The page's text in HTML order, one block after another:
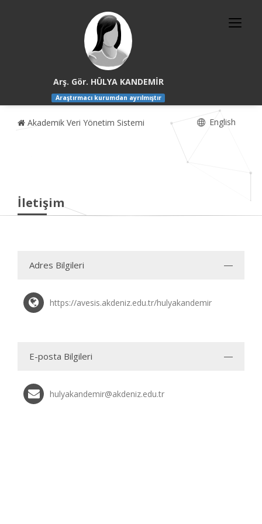
Arş. Gör. HÜLYA KANDEMİR
Araştırmacı kurumdan ayrılmıştır
Akademik Veri Yönetim Sistemi English
İletişim
Adres Bilgileri
https://avesis.akdeniz.edu.tr/hulyakandemir
E-posta Bilgileri
hulyakandemir@akdeniz.edu.tr